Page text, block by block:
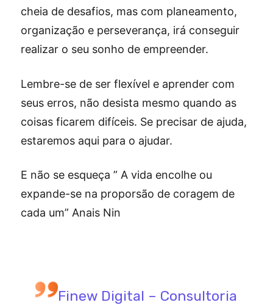
cheia de desafios, mas com planeamento,
organização e perseverança, irá conseguir
realizar o seu sonho de empreender.
Lembre-se de ser flexível e aprender com
seus erros, não desista mesmo quando as
coisas ficarem difíceis. Se precisar de ajuda,
estaremos aqui para o ajudar.
E não se esqueça ” A vida encolhe ou
expande-se na proporsão de coragem de
cada um” Anais Nin
Finew Digital – Consultoria